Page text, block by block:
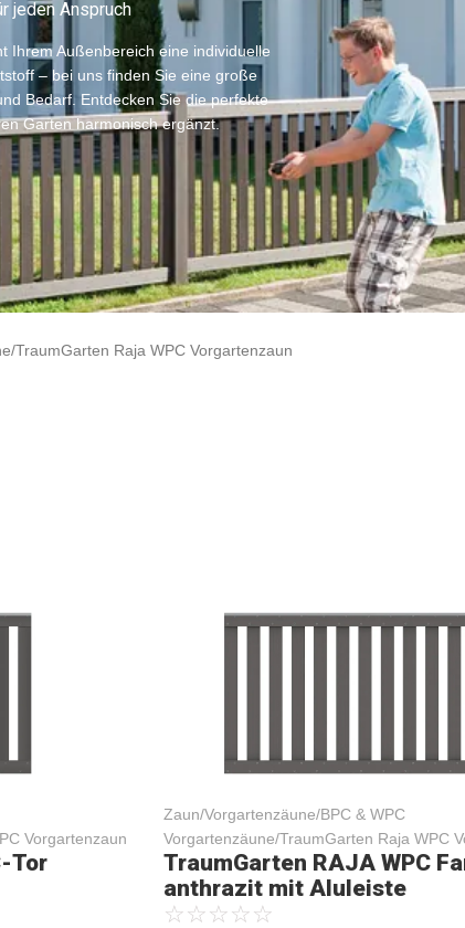
jeden Anspruch
Ihrem Außenbereich eine individuelle
– bei uns finden Sie eine große
Bedarf. Entdecken Sie die perfekte
Garten harmonisch ergänzt.
TraumGarten Raja WPC Vorgartenzaun
Vorgartenzaun
Tor
Zaun/Vorgartenzäune/BPC & WPC
Vorgartenzäune/TraumGarten Raja WPC
TraumGarten RAJA WPC
anthrazit mit Aluleiste
☆☆☆☆☆